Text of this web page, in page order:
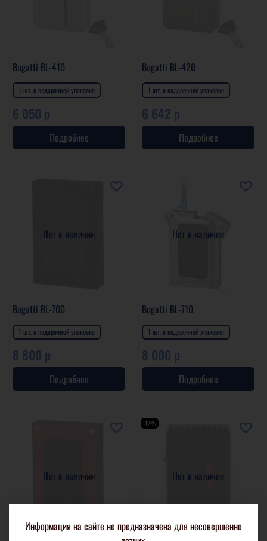
Bugatti BL-410
1 шт. в подарочной упаковке
6 050 р
Подробнее
Bugatti BL-420
1 шт. в подарочной упаковке
6 642 р
Подробнее
Нет в наличии
Bugatti BL-700
1 шт. в подарочной упаковке
8 800 р
Подробнее
Нет в наличии
Bugatti BL-710
1 шт. в подарочной упаковке
8 000 р
Подробнее
Нет в наличии Нет в наличии
-12%
Информация на сайте не предназначена для несовершенно